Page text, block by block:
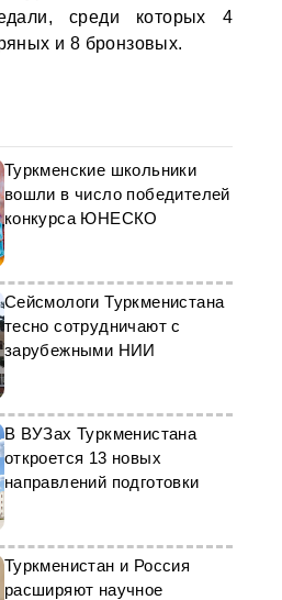
среди которых 4
и 8 бронзовых.
Туркменские школьники
вошли в число победителей
конкурса ЮНЕСКО
Сейсмологи Туркменистана
тесно сотрудничают с
зарубежными НИИ
В ВУЗах Туркменистана
откроется 13 новых
направлений подготовки
Туркменистан и Россия
расширяют научное